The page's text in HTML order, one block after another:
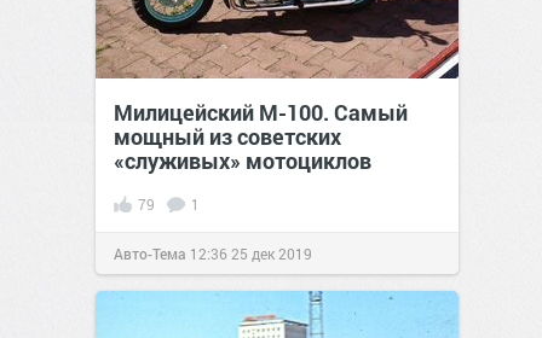
Милицейский М-100. Самый
мощный из советских
«служивых» мотоциклов
79 1
Авто-Тема 12:36 25 дек 2019